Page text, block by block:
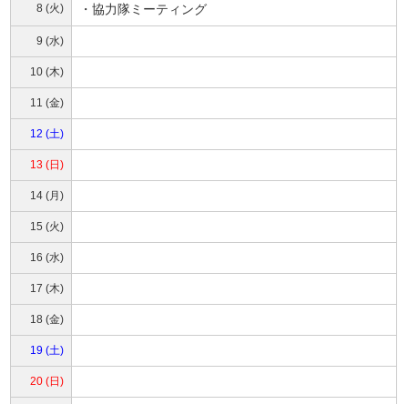
8 (火) ・協力隊ミーティング
9 (水)
10 (木)
11 (金)
12 (土)
13 (日)
14 (月)
15 (火)
16 (水)
17 (木)
18 (金)
19 (土)
20 (日)